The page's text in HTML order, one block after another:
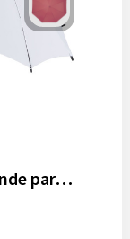
Niel 23" automatisch openende paraplu van gerecycled PET